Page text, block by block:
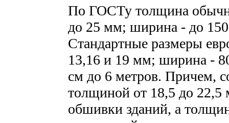
По ГОСТу толщина
до 25 мм; ширина - до
Стандартные размеры
13,16 и 19 мм; ширина -
см до 6 метров. Причем,
толщиной от 18,5 до 22,5
обшивки зданий, а